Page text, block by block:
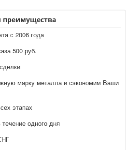
с 2006 года
500 руб.
марку металла и сэкономим Ваши
этапах
одного дня